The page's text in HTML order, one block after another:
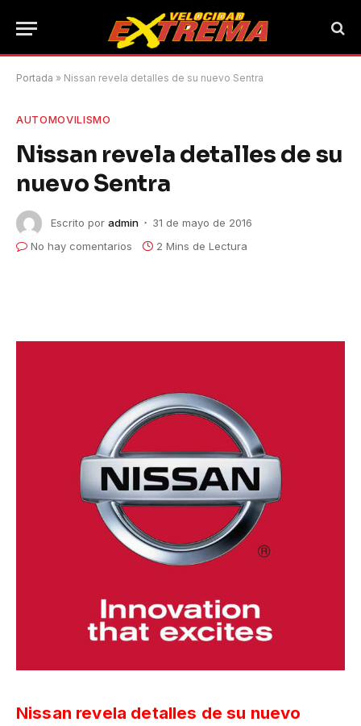
Portada » Nissan revela detalles de su nuevo Sentra
AUTOMOVILISMO
Nissan revela detalles de su
nuevo Sentra
Escrito por admin
31 de mayo de 2016
No hay comentarios
2 Mins de Lectura
Nissan revela detalles de su nuevo